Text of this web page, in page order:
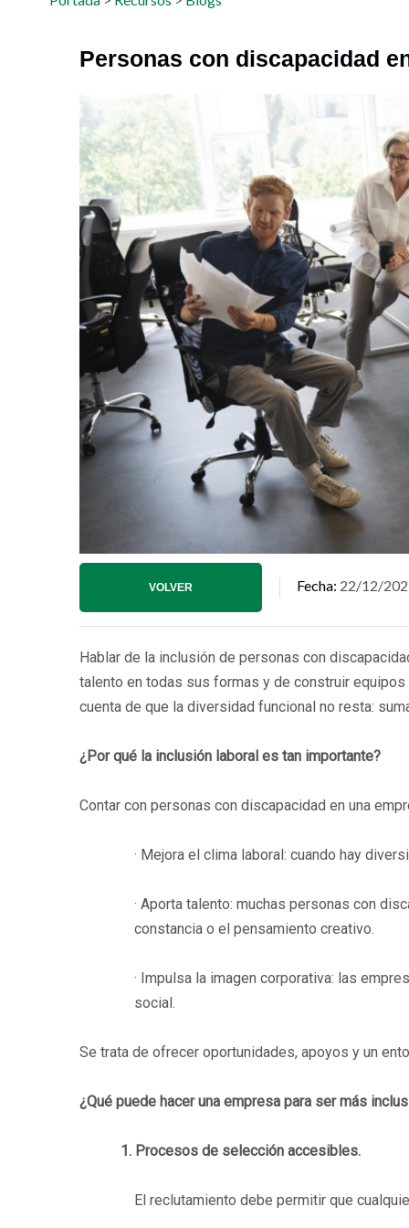
Personas con discapacidad
VOLVER Fecha 22/12/
Hablar de la inclusión de personas con
talento en todas sus formas y de construir
cuenta de que la diversidad funcional no resta:
¿Por qué la inclusión laboral es tan importante?
Contar con personas con discapacidad en una
· Mejora el clima laboral: cuando hay
· Aporta talento: muchas personas con
constancia o el pensamiento creativo.
· Impulsa la imagen corporativa: las
social.
Se trata de ofrecer oportunidades, apoyos y un
¿Qué puede hacer una empresa para ser más
1. Procesos de selección accesibles.
El reclutamiento debe permitir que